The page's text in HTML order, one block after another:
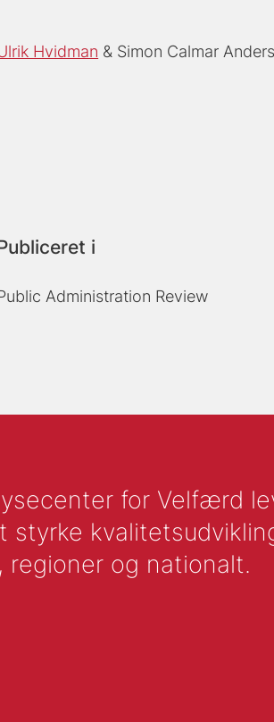
Hvidman Simon Calmar
i
Administration Review
for Velfærd
regioner og nationalt.